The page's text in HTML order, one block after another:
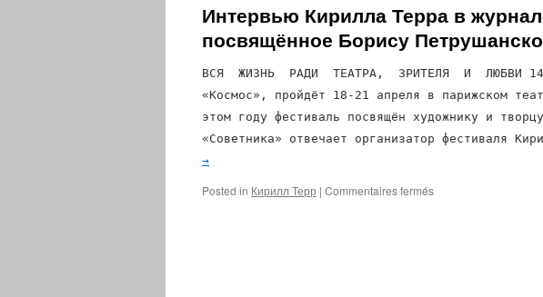
Интервью Кирилла Терра в
посвящённое Борису
ВСЯ ЖИЗНЬ РАДИ ТЕАТРА, ЗРИТЕЛЯ И ЛЮБВИ 14-й
«Космос», пройдёт 18-21 апреля в парижском
этом году фестиваль посвящён художнику и
«Советника» отвечает организатор фестиваля
→
Posted in Кирилл Терр | Commentaires ferméssur